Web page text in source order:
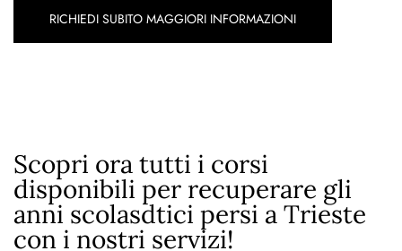
RICHIEDI SUBITO MAGGIORI INFORMAZIONI
Scopri ora tutti i corsi
disponibili per recuperare gli
anni scolasdtici persi a Trieste
con i nostri servizi!